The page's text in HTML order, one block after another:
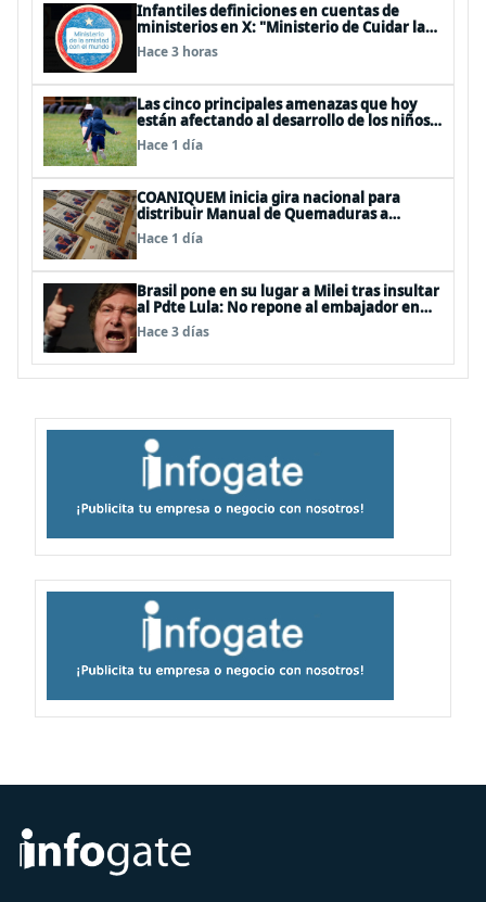
Infantiles definiciones en cuentas de
ministerios en X: "Ministerio de Cuidar la
Plata", "Ministerio de la amistad..."
Hace 3 horas
Las cinco principales amenazas que hoy
están afectando al desarrollo de los niños
en Chile
Hace 1 día
COANIQUEM inicia gira nacional para
distribuir Manual de Quemaduras a
profesionales de la salud
Hace 1 día
Brasil pone en su lugar a Milei tras insultar
al Pdte Lula: No repone al embajador en
BBSS y rebaja la relación bilateral
Hace 3 días